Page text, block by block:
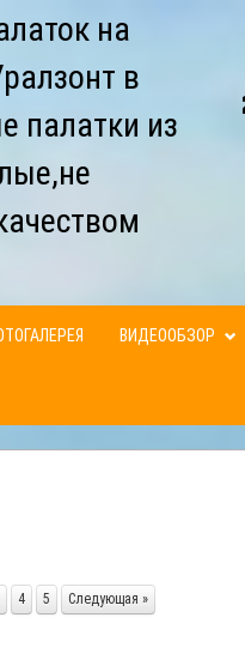
на
в
палатки из
ВИДЕООБЗОР
4 5 Следующая »